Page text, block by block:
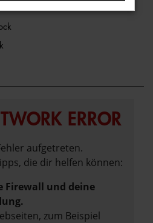
ERROR
aufgetreten.
die dir helfen können:
Firewall und deine
zum Beispiel